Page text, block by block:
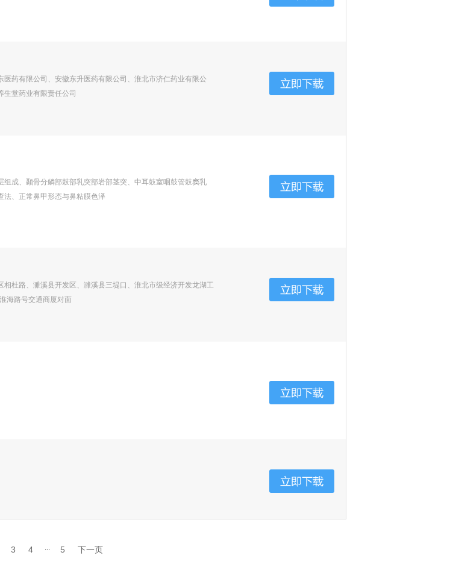
药有限公司、安徽东升医药有限公司、淮北市济仁药业有限公
堂药业有限责任公司
成、颞骨分鳞部鼓部乳突部岩部茎突、中耳鼓室咽鼓管鼓窦乳
法、正常鼻甲形态与鼻粘膜色泽
杜路、濉溪县开发区、濉溪县三堤口、淮北市级经济开发龙湖工
海路号交通商厦对面
3 4 ... 5 下一页